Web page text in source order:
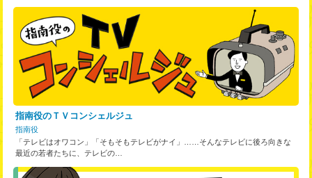
指南役のＴＶコンシェルジュ
指南役
「テレビはオワコン」「そもそもテレビがナイ」……そんなテレビに後ろ向きな
最近の若者たちに、テレビの…